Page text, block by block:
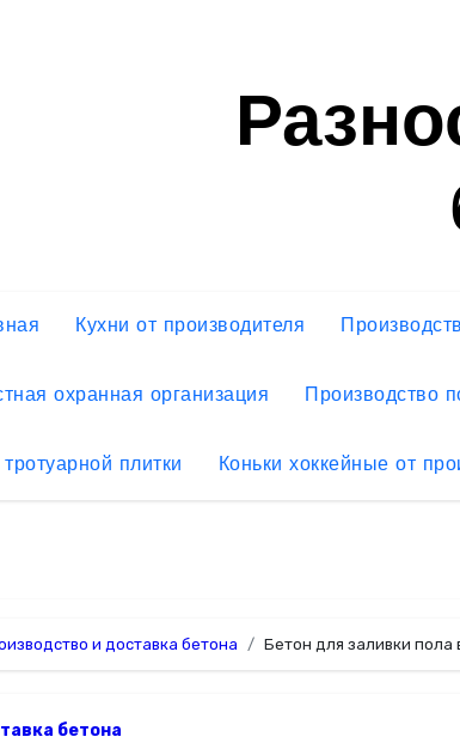
Кухни от производителя
охранная организация Производство
тротуарной плитки Коньки хоккейные от
и доставка бетона Бетон для заливки пола
бетона